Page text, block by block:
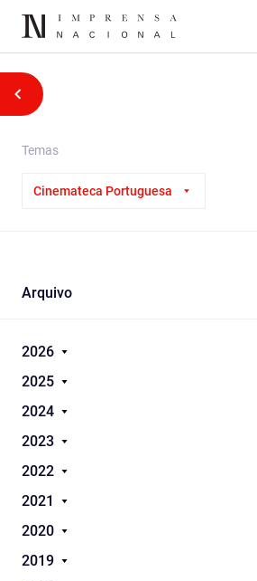
Temas
Cinemateca Portuguesa
Arquivo
2026
2025
2024
2023
2022
2021
2020
2019